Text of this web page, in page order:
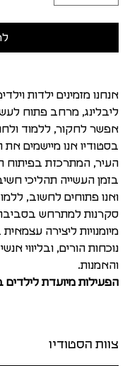
אנחנו מזמינים ילדות
ליבלינג, מרחב פתוח
אפשר לחקור, ללמוד
בסטודיו אנו מיישמים
העיר, המתרכזת בפיתוח
בזמן העשייה תהליכי
ואנו פתוחים לחשוב,
סקרנות למתרחש
מיומנויות ליצירה
נוכחות הורים, ובליווי
והאמנות.
הפעילות מיועדת לילדים בני 6
צוות הסטודיו